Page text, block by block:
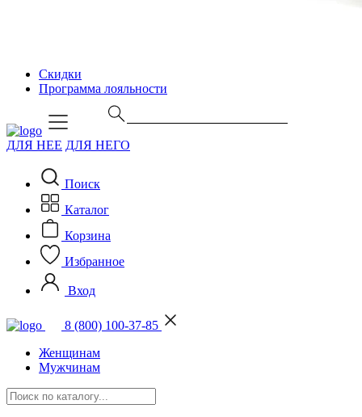
Скидки
Программа лояльности
ДЛЯ НЕЕ ДЛЯ НЕГО
Поиск
Каталог
Корзина
Избранное
Вход
8 (800) 100-37-85
Женщинам
Мужчинам